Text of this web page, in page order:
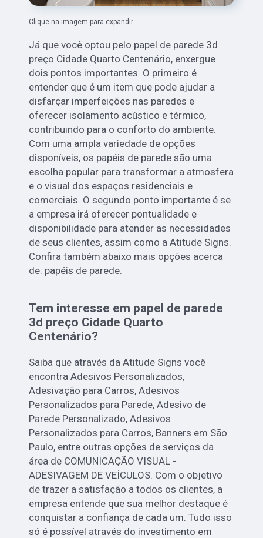
Clique na imagem para expandir
Já que você optou pelo papel de parede 3d
preço Cidade Quarto Centenário, enxergue
dois pontos importantes. O primeiro é
entender que é um item que pode ajudar a
disfarçar imperfeições nas paredes e
oferecer isolamento acústico e térmico,
contribuindo para o conforto do ambiente.
Com uma ampla variedade de opções
disponíveis, os papéis de parede são uma
escolha popular para transformar a atmosfera
e o visual dos espaços residenciais e
comerciais. O segundo ponto importante é se
a empresa irá oferecer pontualidade e
disponibilidade para atender as necessidades
de seus clientes, assim como a Atitude Signs.
Confira também abaixo mais opções acerca
de: papéis de parede.
Tem interesse em papel de parede
3d preço Cidade Quarto
Centenário?
Saiba que através da Atitude Signs você
encontra Adesivos Personalizados,
Adesivação para Carros, Adesivos
Personalizados para Parede, Adesivo de
Parede Personalizado, Adesivos
Personalizados para Carros, Banners em São
Paulo, entre outras opções de serviços da
área de COMUNICAÇÃO VISUAL -
ADESIVAGEM DE VEÍCULOS. Com o objetivo
de trazer a satisfação a todos os clientes, a
empresa entende que sua melhor destaque é
conquistar a confiança de cada um. Tudo isso
só é possível através do investimento em